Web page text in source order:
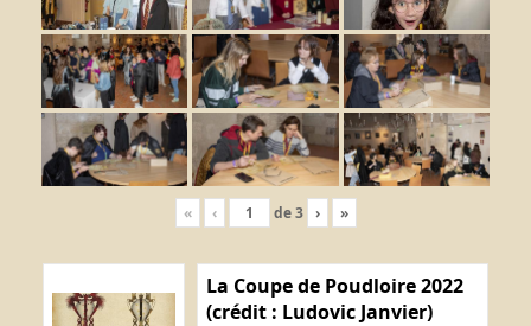
« ‹ de3 › »
La Coupe de Poudloire 2022
(crédit : Ludovic Janvier)